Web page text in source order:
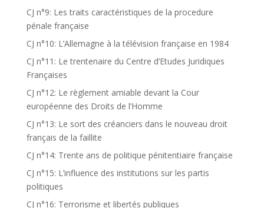
CJ n°9: Les traits caractéristiques de la procedure
pénale française
CJ n°10: L’Allemagne à la télévision française en 1984
CJ n°11: Le trentenaire du Centre d’Etudes Juridiques
Françaises
CJ n°12: Le règlement amiable devant la Cour
européenne des Droits de l’Homme
CJ n°13: Le sort des créanciers dans le nouveau droit
français de la faillite
CJ n°14: Trente ans de politique pénitentiaire française
CJ n°15: L’influence des institutions sur les partis
politiques
CJ n°16: Terrorisme et libertés publiques